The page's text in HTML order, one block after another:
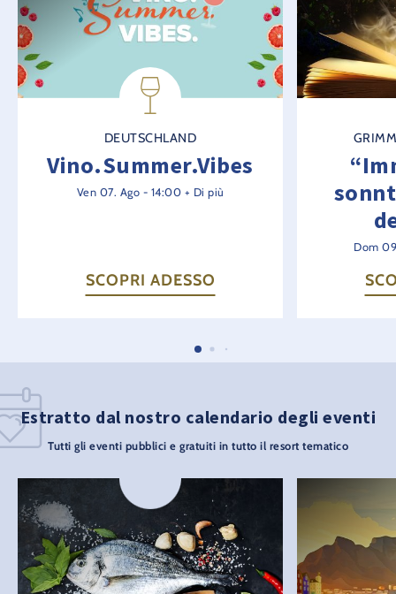
DEUTSCHLAND
Vino.Summer.Vibes
Ven 07. Ago - 14:00 + Di più
SCOPRI ADESSO
Dom
Estratto dal nostro calendario degli eventi
Tutti gli eventi pubblici e gratuiti in tutto il resort tematico